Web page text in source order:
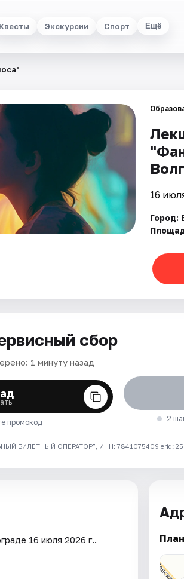
Квесты Экскурсии Спорт Ещё
16
Город:
сбор
1 минуту назад
промокод
2
БИЛЕТНЫЙ ОПЕРАТОР", ИНН: 7841075409 erid:
16 июля 2026 г..